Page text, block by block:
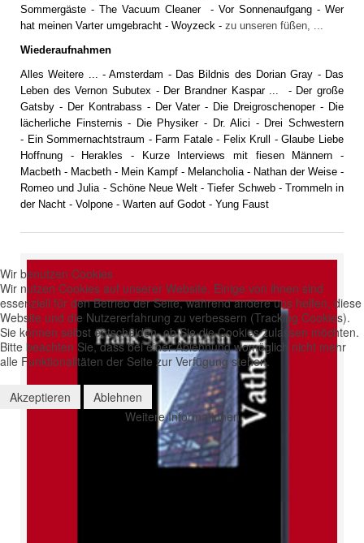
Sommergäste - The Vacuum Cleaner - Vor Sonnenaufgang - Wer
hat meinen Varter umgebracht - Woyzeck - zu unseren füßen, ...
Wiederaufnahmen
Alles Weitere ... -Amsterdam - Das Bildnis des Dorian Gray - Das
Leben des Vernon Subutex - Der Brandner Kaspar ... - Der große
Gatsby - Der Kontrabass - Der Vater- Die Dreigroschenoper- Die
lächerliche Finsternis - Die Physiker- Dr. Alici - Drei Schwestern
- Ein Sommernachtstraum - Farm Fatale- Felix Krull -Glaube Liebe
Hoffnung - Herakles - Kurze Interviews mit fiesen Männern -
Macbeth - Macbeth - Mein Kampf - Melancholia - Nathan der Weise -
Romeo und Julia- Schöne Neue Welt -Tiefer Schweb- Trommeln in
der Nacht - Volpone - Warten auf Godot - Yung Faust
Wir benutzen Cookies
Wir nutzen Cookies auf unserer Website. Einige von ihnen sind
essenziell für den Betrieb der Seite, während andere uns helfen, diese
Website und die Nutzererfahrung zu verbessern (Tracking Cookies).
Sie können selbst entscheiden, ob Sie die Cookies zulassen möchten.
Bitte beachten Sie, dass bei einer Ablehnung womöglich nicht mehr
alle Funktionalitäten der Seite zur Verfügung stehen.
Akzeptieren
Ablehnen
Weitere Informationen